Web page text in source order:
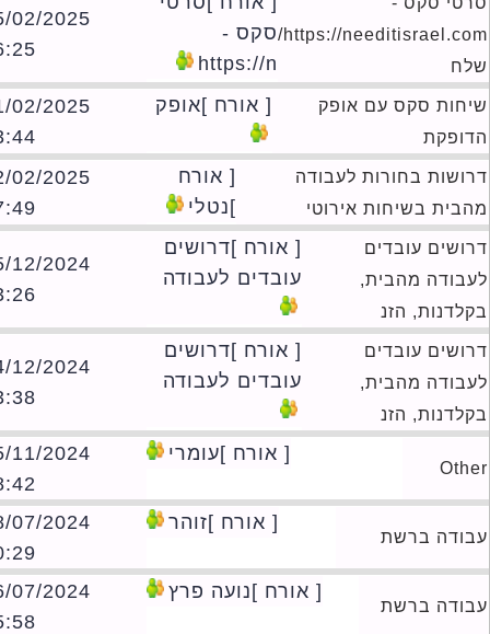
https://needitisrael.com/סקס -
https://n
15/02/2025
16:25
סקס עם אופק
[ אורח ]אופק
11/02/2025
13:44
בחורות לעבודה
בשיחות אירוטי
[ אורח
]נטלי
02/02/2025
17:49
עובדים
מהבית,
הזנ
[ אורח ]דרושים
עובדים לעבודה
25/12/2024
23:26
עובדים
מהבית,
הזנ
[ אורח ]דרושים
עובדים לעבודה
04/12/2024
23:38
[ אורח ]עומרי
15/11/2024
18:42
ברשת
[ אורח ]זוהר
28/07/2024
20:29
ברשת
[ אורח ]נועה פרץ
16/07/2024
15:58